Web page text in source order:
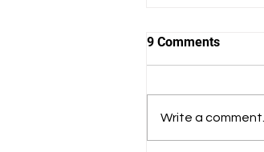
9 Comments
Write a comment...